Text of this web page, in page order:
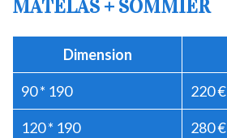
MATELAS + SOMMIER
Dimension
90 * 190 220 €
120 * 190 280 €